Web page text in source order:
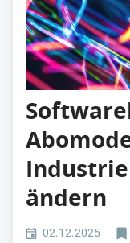
ändern
02.12.2025